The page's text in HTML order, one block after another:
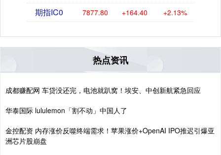
期指IC0 7877.80 +164.40 +2.13%
热点资讯
成都赚配网 车贷没还完，电池就趴窝！埃安、中创新航紧急回应
华泰国际 lululemon「割不动」中国人了
金控配资 内存涨价反噬终端需求！苹果涨价+OpenAI IPO推迟引爆亚
洲芯片股崩盘